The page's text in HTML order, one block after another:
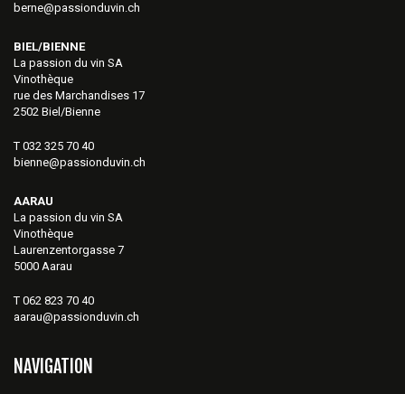
berne@passionduvin.ch
BIEL/BIENNE
La passion du vin SA
Vinothèque
rue des Marchandises 17
2502 Biel/Bienne
T 032 325 70 40
bienne@passionduvin.ch
AARAU
La passion du vin SA
Vinothèque
Laurenzentorgasse 7
5000 Aarau
T 062 823 70 40
aarau@passionduvin.ch
NAVIGATION